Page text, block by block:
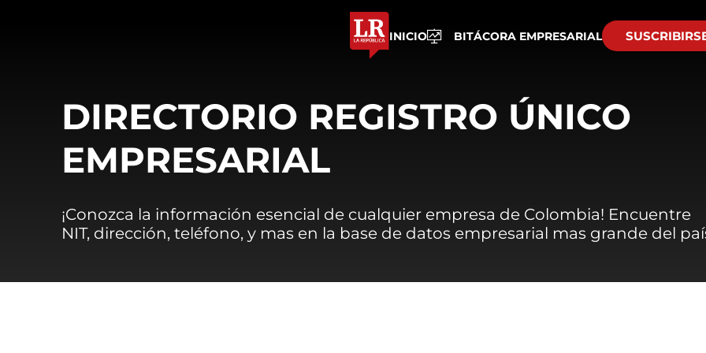
INICIO BITÁCORA EMPRESARIAL
DIRECTORIO REGISTRO ÚNICO
EMPRESARIAL
¡Conozca la información esencial de cualquier empresa de Colombia! Encuentre
NIT, dirección, teléfono, y mas en la base de datos empresarial mas grande del